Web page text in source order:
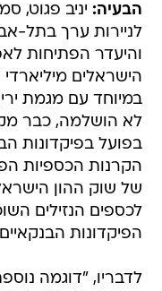
הבעיה: יניב פגוט,
לניירות ערך בתל-
והיעדר הפתיחות
הישראלים
במיוחד עם מגמת
לא הושלמה, כבר
בפועל בפיקדונות
הקרנות הכספיות
של שוק ההון
לכספים הנזילים
הפיקדונות
לדבריו, "דוגמה